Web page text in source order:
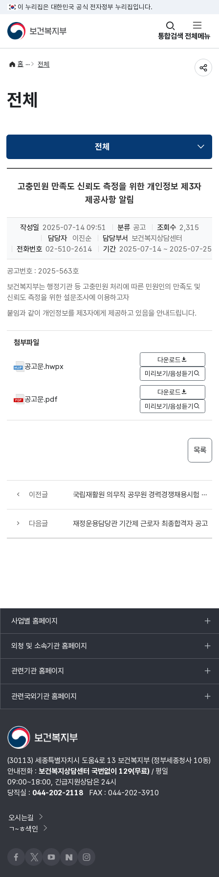
이 누리집은 대한민국 공식 전자정부 누리집입니다.
통합검색
창
열기 전체메뉴
홈 전체
전체
전체선택됨
고충민원 만족도 신뢰도 측정을 위한 개인정보 제3자
제공사항 알림
작성일 2025-07-14 09:51 분류 공고 조회수 2,315
담당자
이진순 담당부서 보건복지상담센터
전화번호 02-510-2614 기간 2025-07-14 ~ 2025-07-25
공고번호 : 2025-563호
보건복지부는 행정기관 등 고충민원 처리에 따른 민원인의 만족도 및
신뢰도 측정을 위한 설문조사에 이용하고자
붙임과 같이 개인정보를 제3자에게 제공하고 있음을 안내드립니다.
첨부파일
공고문.hwpx
다운로드
미리보기/음성듣기
공고문.pdf
다운로드
미리보기/음성듣기
목록
이전글 국립재활원 의무직 공무원 경력경쟁채용시험 공고
다음글 재정운용담당관 기간제 근로자 최종합격자 공고
사업별 홈페이지
목록
열기
외청 및 소속기관 홈페이지
목록
열기
관련기관 홈페이지
목록
열기
관련국외기관 홈페이지
목록
열기
(30113) 세종특별자치시 도움4로 13 보건복지부 (정부세종청사 10동)
안내전화 : 보건복지상담센터 국번없이 129(무료)/ 평일
09:00~18:00, 긴급지원상담은 24시
당직실 : 044-202-2118 FAX : 044-202-3910
오시는길
ㄱ~ㅎ색인
페이스북
x 유튜브네이버블로그
인스타그램